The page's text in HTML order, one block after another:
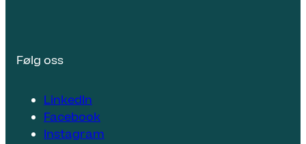
Følg oss
LinkedIn
Facebook
Instagram